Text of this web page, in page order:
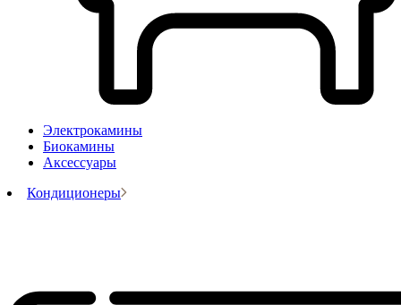
Электрокамины
Биокамины
Аксессуары
Кондиционеры